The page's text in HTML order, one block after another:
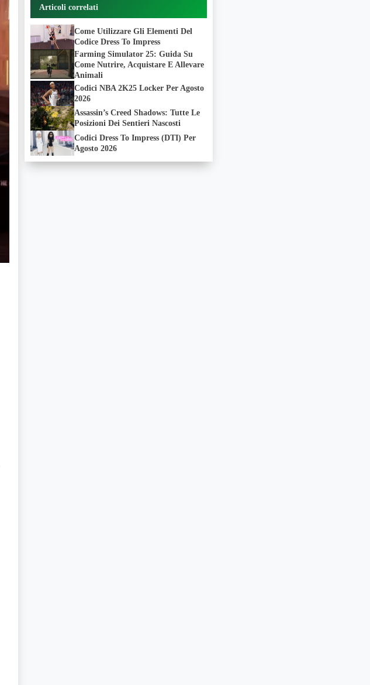
Articoli correlati
Come Utilizzare Gli Elementi Del
Codice Dress To Impress
Farming Simulator 25: Guida Su
Come Nutrire, Acquistare E Allevare
Animali
Codici NBA 2K25 Locker Per Agosto
2026
Assassin’s Creed Shadows: Tutte Le
Posizioni Dei Sentieri Nascosti
Codici Dress To Impress (DTI) Per
Agosto 2026